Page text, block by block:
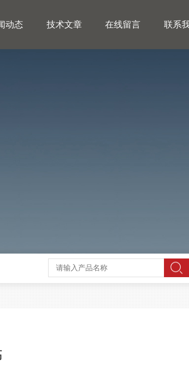
动态 技术文章 在线留言 联系